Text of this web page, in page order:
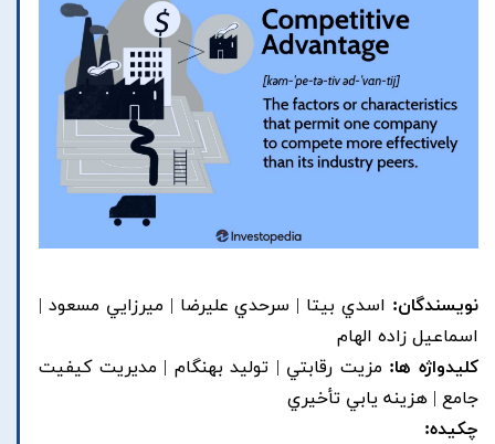
نویسندگان: اسدي بيتا | سرحدي عليرضا | ميرزايي مسعود |
اسماعيل زاده الهام
کلیدواژه ها: مزيت رقابتي | توليد بهنگام | مديريت کيفيت
جامع | هزينه يابي تأخيري
چکیده: